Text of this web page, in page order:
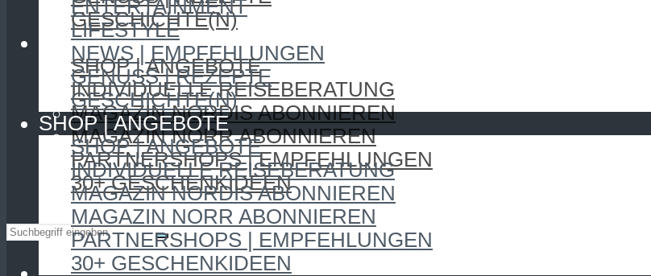
GESCHICHTE(N)
SHOP | ANGEBOTE
SHOP | ANGEBOTE
INDIVIDUELLE REISEBERATUNG
MAGAZIN NORDIS ABONNIEREN
MAGAZIN NORR ABONNIEREN
PARTNERSHOPS | EMPFEHLUNGEN
30+ GESCHENKIDEEN
ENTERTAINMENT
LIFESTYLE
NEWS | EMPFEHLUNGEN
GENUSS | REZEPTE
GESCHICHTE(N)
SHOP | ANGEBOTE
SHOP | ANGEBOTE
INDIVIDUELLE REISEBERATUNG
MAGAZIN NORDIS ABONNIEREN
MAGAZIN NORR ABONNIEREN
PARTNERSHOPS | EMPFEHLUNGEN
30+ GESCHENKIDEEN